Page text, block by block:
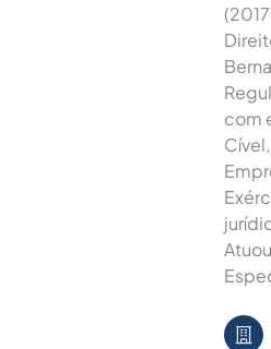
com